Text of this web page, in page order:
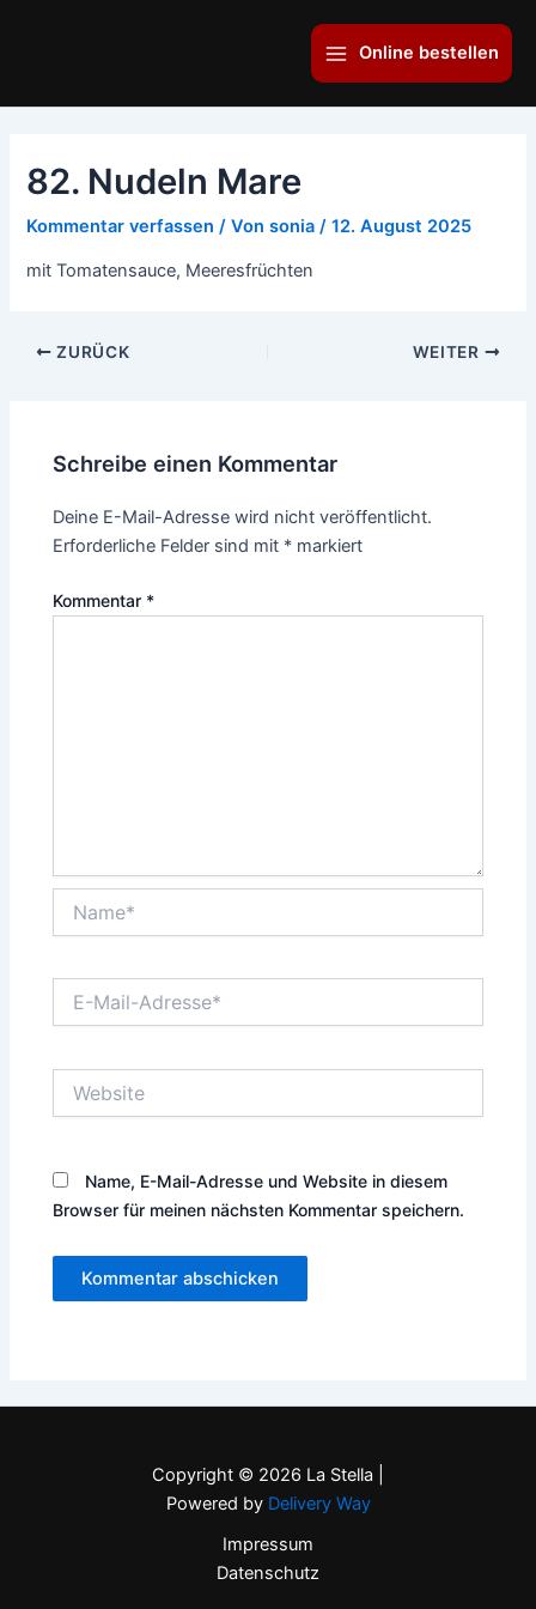
Main
Menu
Online bestellen
82. Nudeln Mare
Kommentar verfassen / Vonsonia/12. August 2025
mit Tomatensauce, Meeresfrüchten
ZURÜCK WEITER
Schreibe einen Kommentar
Deine E-Mail-Adresse wird nicht veröffentlicht.
Erforderliche Felder sind mit * markiert
Kommentar *
Mail-
Name, E-Mail-Adresse und Website in diesem
Browser für meinen nächsten Kommentar speichern.
Copyright © 2026 La Stella |
Powered by Delivery Way
Impressum
Datenschutz